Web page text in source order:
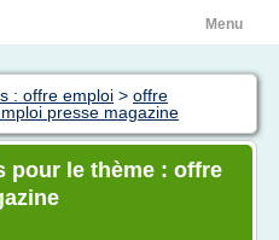
Menu
: offre emploi > offre
presse magazine
pour le thème : offre